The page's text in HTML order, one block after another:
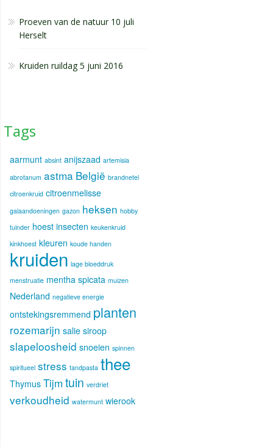
Proeven van de natuur 10 juli
Herselt
Kruiden ruildag 5 juni 2016
Tags
aarmunt absint anijszaad artemisia
abrotanum astma België brandnetel
citroenkruid citroenmelisse
galaandoeningen gazon heksen hobby
tuinder hoest insecten keukenkruid
kinkhoest kleuren koude handen
kruiden lage bloeddruk
menstruatie mentha spicata muizen
Nederland negatieve energie
ontstekingsremmend planten
rozemarijn salie siroop
slapeloosheid snoeien spinnen
spiritueel stress tandpasta thee
Thymus Tijm tuin verdriet
verkoudheid watermunt wierook